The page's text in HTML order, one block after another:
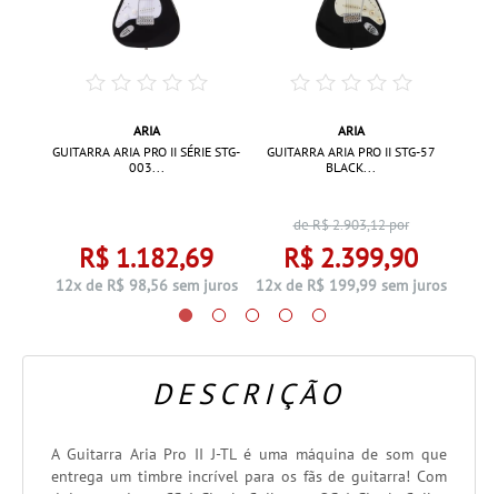
ARIA
GUITARRA ARIA PRO II SÉRIE STG-
003...
R$ 1.182,69
12x de R$ 98,56 sem juros
ARIA
GUITARRA ARIA PRO II STG-57
BLACK...
de R$2.903,12por
R$ 2.399,90
12x de R$ 199,99 sem juros
DESCRIÇÃO
A Guitarra Aria Pro II J-TL é uma máquina de som que
entrega um timbre incrível para os fãs de guitarra! Com